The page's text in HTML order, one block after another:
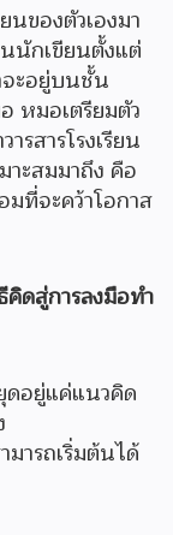
ของตัวเองมา
นักเขียนตั้งแต่
จะอยู่บนชั้น
หมอเตรียมตัว
รสารโรงเรียน
าะสมมาถึง คือ
ที่จะคว้าโอกาส
ดสู่การลงมือทำ
ดอยู่แค่แนวคิด
ารถเริ่มต้นได้